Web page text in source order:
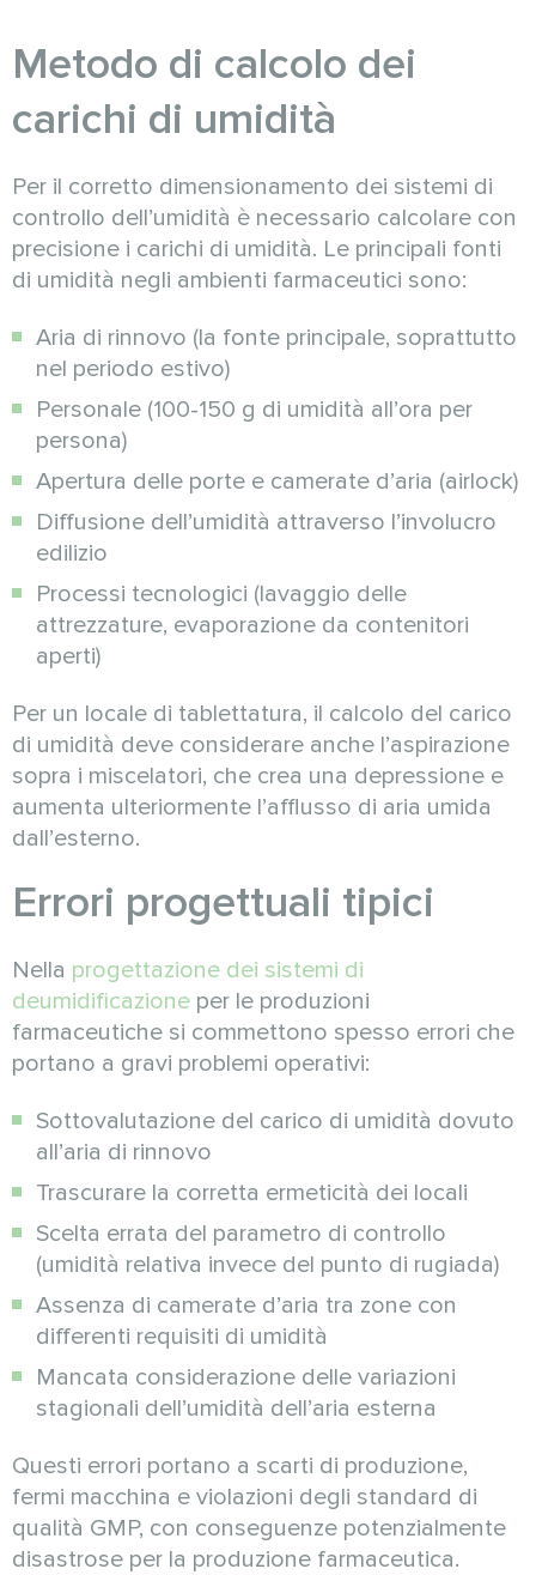
Metodo di calcolo dei
carichi di umidità
Per il corretto dimensionamento dei sistemi di
controllo dell’umidità è necessario calcolare con
precisione i carichi di umidità. Le principali fonti
di umidità negli ambienti farmaceutici sono:
Aria di rinnovo (la fonte principale, soprattutto
nel periodo estivo)
Personale (100-150 g di umidità all’ora per
persona)
Apertura delle porte e camerate d’aria (airlock)
Diffusione dell’umidità attraverso l’involucro
edilizio
Processi tecnologici (lavaggio delle
attrezzature, evaporazione da contenitori
aperti)
Per un locale di tablettatura, il calcolo del carico
di umidità deve considerare anche l’aspirazione
sopra i miscelatori, che crea una depressione e
aumenta ulteriormente l’afflusso di aria umida
dall’esterno.
Errori progettuali tipici
Nella progettazione dei sistemi di
deumidificazione per le produzioni
farmaceutiche si commettono spesso errori che
portano a gravi problemi operativi:
Sottovalutazione del carico di umidità dovuto
all’aria di rinnovo
Trascurare la corretta ermeticità dei locali
Scelta errata del parametro di controllo
(umidità relativa invece del punto di rugiada)
Assenza di camerate d’aria tra zone con
differenti requisiti di umidità
Mancata considerazione delle variazioni
stagionali dell’umidità dell’aria esterna
Questi errori portano a scarti di produzione,
fermi macchina e violazioni degli standard di
qualità GMP, con conseguenze potenzialmente
disastrose per la produzione farmaceutica.